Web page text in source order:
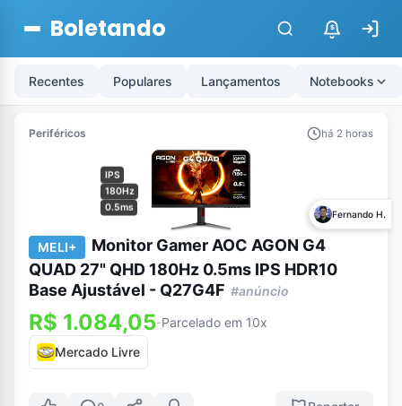
Boletando $
Recentes Populares Lançamentos Notebooks
Periféricos há 2 horas
IPS
180Hz
0.5ms
Fernando H.
MELI+
Monitor Gamer AOC AGON G4
QUAD 27" QHD 180Hz 0.5ms IPS HDR10
Base Ajustável - Q27G4F #anúncio
R$ 1.084,05-Parcelado em 10x
Mercado Livre